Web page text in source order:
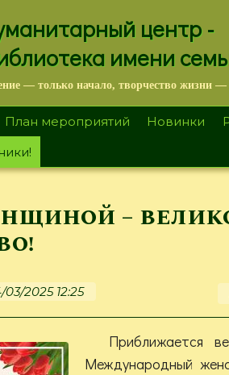
центр -
имени
— только начало, творчество жизни —
План мероприятий Новинки
–
2025 12:25
Приближается
Международный